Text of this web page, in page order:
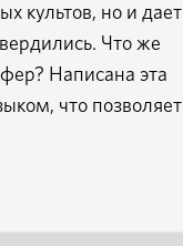
культов, но и дает
Что же
Написана эта
что позволяет